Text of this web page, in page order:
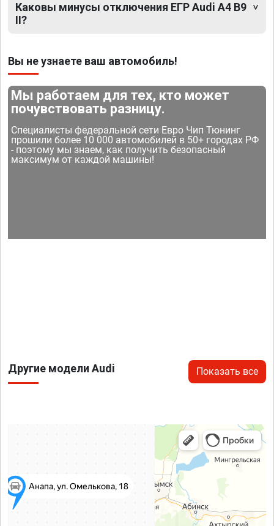
Каковы минусы отключения ЕГР Audi A4 B9
II?
Вы не узнаете ваш автомобиль!
Мы работаем для тех, кто может
почувствовать разницу.
Специалисты федеральной сети Евро Чип Тюнинг
прошили более 10 000 автомобилей в 50+ городах РФ
- поэтому мы знаем, как получить безопасный
максимум от каждой машины!
Другие модели Audi Показать все